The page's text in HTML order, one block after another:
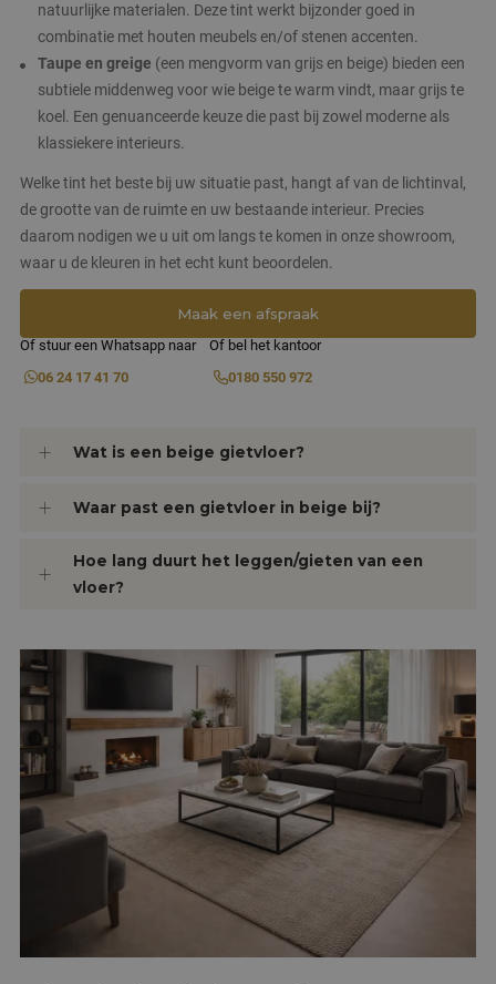
natuurlijke materialen. Deze tint werkt bijzonder goed in
combinatie met houten meubels en/of stenen accenten.
Taupe en greige (een mengvorm van grijs en beige) bieden een
subtiele middenweg voor wie beige te warm vindt, maar grijs te
koel. Een genuanceerde keuze die past bij zowel moderne als
klassiekere interieurs.
Welke tint het beste bij uw situatie past, hangt af van de lichtinval,
de grootte van de ruimte en uw bestaande interieur. Precies
daarom nodigen we u uit om langs te komen in onze showroom,
waar u de kleuren in het echt kunt beoordelen.
Maak een afspraak
Of stuur een Whatsapp naar
06 24 17 41 70
Of bel het kantoor
0180 550 972
Wat is een beige gietvloer?
Waar past een gietvloer in beige bij?
Hoe lang duurt het leggen/gieten van een
vloer?